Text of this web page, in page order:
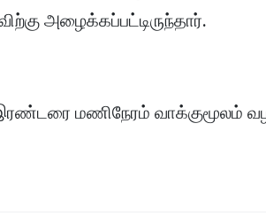
அழைக்கப்பட்டிருந்தார்.
மணிநேரம் வாக்குமூலம்